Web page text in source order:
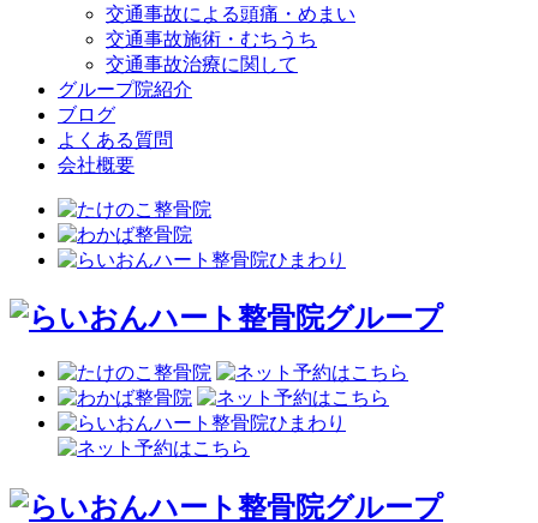
交通事故による頭痛・めまい
交通事故施術・むちうち
交通事故治療に関して
グループ院紹介
ブログ
よくある質問
会社概要